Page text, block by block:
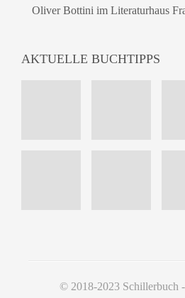
Oliver Bottini im Literaturhaus
AKTUELLE BUCHTIPPS
© 2018-2023 Schillerbuch